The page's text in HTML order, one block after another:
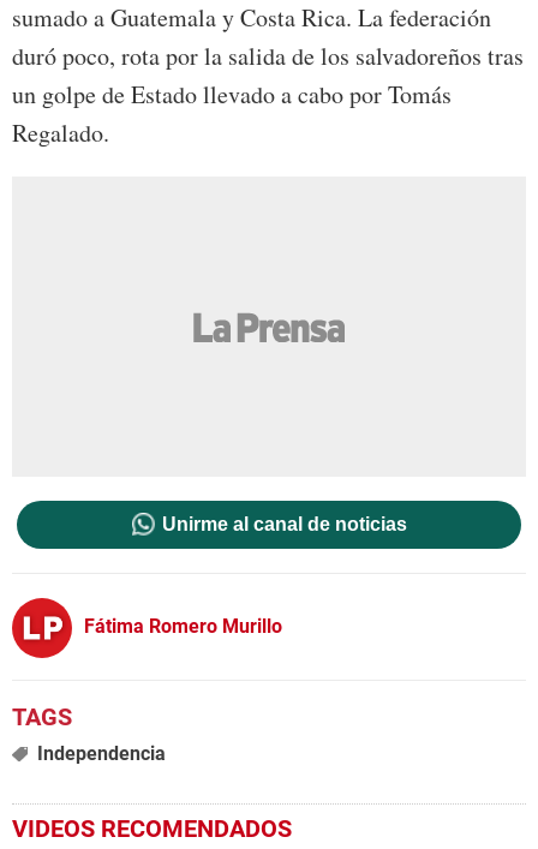
sumado a Guatemala y Costa Rica. La federación
duró poco, rota por la salida de los salvadoreños tras
un golpe de Estado llevado a cabo por Tomás
Regalado.
Unirme al canal de noticias
Fátima Romero Murillo
Independencia
VIDEOS RECOMENDADOS